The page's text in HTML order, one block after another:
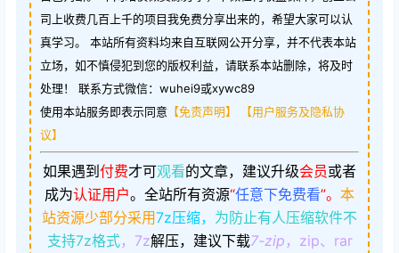
司上收费几百上千的项目我免费分享出来的，希望大家可以认
真学习。 本站所有资料均来自互联网公开分享，并不代表本站
立场，如不慎侵犯到您的版权利益，请联系本站删除，将及时
处理！ 联系方式微信：wuhei9或xywc89
使用本站服务即表示同意 【免责声明】
【用户服务及隐私协
议】
如果遇到付费才可观看的文章，建议升级会员或者
成为认证用户。 全站所有资源“任意下免费看”。 本
站资源少部分采用7z压缩， 为防止有人压缩软件不
支持7z格式，7z解压，建议下载7-zip ，zip、rar